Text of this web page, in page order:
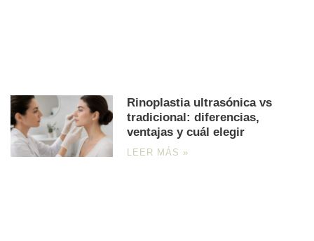
Rinoplastia ultrasónica vs
tradicional: diferencias,
ventajas y cuál elegir
LEER MÁS »